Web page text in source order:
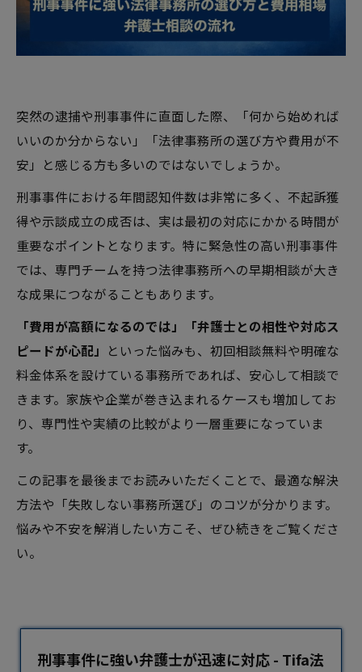
突然の逮捕や刑事事件に直面した際、「何から始めれば
いいのか分からない」「法律事務所の選び方や費用が不
安」と感じる方も多いのではないでしょうか。
刑事事件における年間認知件数は非常に多く、不起訴獲
得や示談成立の成否は、実は最初の対応にかかる時間が
重要なポイントとなります。特に緊急性の高い刑事事件
では、専門チームを持つ法律事務所への早期相談が大き
な成果につながることもあります。
「費用が高額になるのでは」「弁護士との相性や対応ス
ピードが心配」 といった悩みも、初回相談無料や明確な
料金体系を設けている事務所であれば、安心して相談で
きます。家族や企業が巻き込まれるケースも増加してお
り、専門性や実績の比較がより一層重要になっていま
す。
この記事を最後までお読みいただくことで、最適な解決
方法や「失敗しない事務所選び」のコツが分かります。
悩みや不安を解消したい方こそ、ぜひ続きをご覧くださ
い。
刑事事件に強い弁護士が迅速に対応 - Tifa法